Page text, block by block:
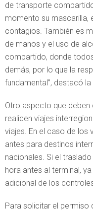
de transporte
momento su mascarilla,
contagios. También es
de manos y el uso de
compartido, donde
demás, por lo que la
fundamental”, destacó la
Otro aspecto que deben
realicen viajes
viajes. En el caso de los
antes para destinos
nacionales. Si el
hora antes al terminal,
adicional de los
Para solicitar el permiso